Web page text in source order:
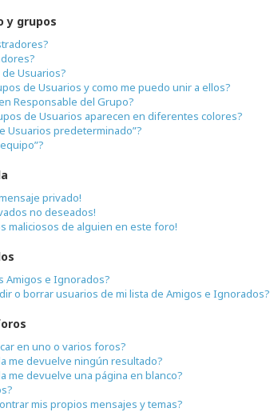
y grupos
Usuarios?
de Usuarios y como me puedo unir a ellos?
Responsable del Grupo?
de Usuarios aparecen en diferentes colores?
Usuarios predeterminado”?
privado!
no deseados!
maliciosos de alguien en este foro!
Amigos e Ignorados?
o borrar usuarios de mi lista de Amigos e Ignorados?
en uno o varios foros?
me devuelve ningún resultado?
me devuelve una página en blanco?
mis propios mensajes y temas?